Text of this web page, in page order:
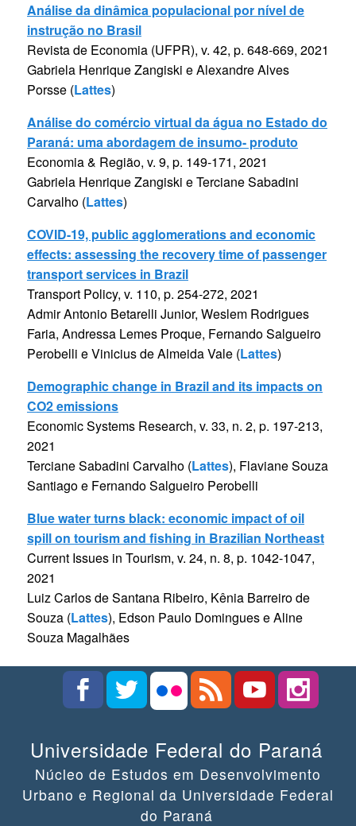
Análise da dinâmica populacional por nível de
instrução no Brasil
Revista de Economia (UFPR), v. 42, p. 648-669, 2021
Gabriela Henrique Zangiski e Alexandre Alves
Porsse (Lattes)
Análise do comércio virtual da água no Estado do
Paraná: uma abordagem de insumo- produto
Economia & Região, v. 9, p. 149-171, 2021
Gabriela Henrique Zangiski e Terciane Sabadini
Carvalho (Lattes)
COVID-19, public agglomerations and economic
effects: assessing the recovery time of passenger
transport services in Brazil
Transport Policy, v. 110, p. 254-272, 2021
Admir Antonio Betarelli Junior, Weslem Rodrigues
Faria, Andressa Lemes Proque, Fernando Salgueiro
Perobelli e Vinicius de Almeida Vale (Lattes)
Demographic change in Brazil and its impacts on
CO2 emissions
Economic Systems Research, v. 33, n. 2, p. 197-213,
2021
Terciane Sabadini Carvalho (Lattes), Flaviane Souza
Santiago e Fernando Salgueiro Perobelli
Blue water turns black: economic impact of oil
spill on tourism and fishing in Brazilian Northeast
Current Issues in Tourism, v. 24, n. 8, p. 1042-1047,
2021
Luiz Carlos de Santana Ribeiro, Kênia Barreiro de
Souza (Lattes), Edson Paulo Domingues e Aline
Souza Magalhães
Universidade Federal do Paraná
Núcleo de Estudos em Desenvolvimento
Urbano e Regional da Universidade Federal
do Paraná